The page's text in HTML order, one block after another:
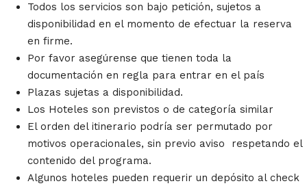
Todos los servicios son bajo petición, sujetos a
disponibilidad en el momento de efectuar la reserva
en firme.
Por favor asegúrense que tienen toda la
documentación en regla para entrar en el país
Plazas sujetas a disponibilidad.
Los Hoteles son previstos o de categoría similar
El orden del itinerario podría ser permutado por
motivos operacionales, sin previo aviso respetando el
contenido del programa.
Algunos hoteles pueden requerir un depósito al check